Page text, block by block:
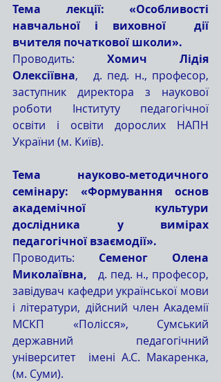
Тема лекції: «Особливості
навчальної і виховної  дії
вчителя початкової школи».
Проводить: Хомич Лідія
Олексіївна,   д. пед. н., професор,
заступник директора з наукової
роботи Інституту педагогічної
освіти і освіти дорослих НАПН
України (м. Київ).
Тема науково-методичного
семінару: «Формування основ
академічної культури
дослідника у вимірах
педагогічної взаємодії».
Проводить: Семеног Олена
Миколаївна,
   д. пед. н., професор,
завідувач кафедри української мови
і літератури, дійсний член Академії
МСКП «Полісся», Сумський
державний  педагогічний
університет  імені А.С. Макаренка,
(м. Суми).